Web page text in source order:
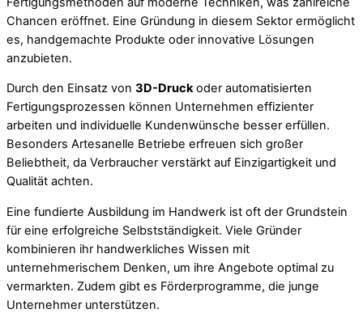
Chancen eröffnet. Eine Gründung in diesem Sektor ermöglicht
es, handgemachte Produkte oder innovative Lösungen
anzubieten.
Durch den Einsatz von 3D-Druckoder automatisierten
Fertigungsprozessen können Unternehmen effizienter
arbeiten und individuelle Kundenwünsche besser erfüllen.
Besonders Artesanelle Betriebe erfreuen sich großer
Beliebtheit, da Verbraucher verstärkt auf Einzigartigkeit und
Qualität achten.
Eine fundierte Ausbildung im Handwerk ist oft der Grundstein
für eine erfolgreiche Selbstständigkeit. Viele Gründer
kombinieren ihr handwerkliches Wissen mit
unternehmerischem Denken, um ihre Angebote optimal zu
vermarkten. Zudem gibt es Förderprogramme, die junge
Unternehmer unterstützen.